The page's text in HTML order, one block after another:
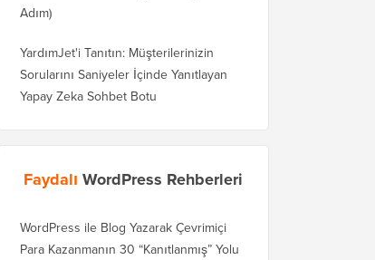
Adım)
YardımJet'i Tanıtın: Müşterilerinizin
Sorularını Saniyeler İçinde Yanıtlayan
Yapay Zeka Sohbet Botu
Faydalı WordPress Rehberleri
WordPress ile Blog Yazarak Çevrimiçi
Para Kazanmanın 30 “Kanıtlanmış” Yolu